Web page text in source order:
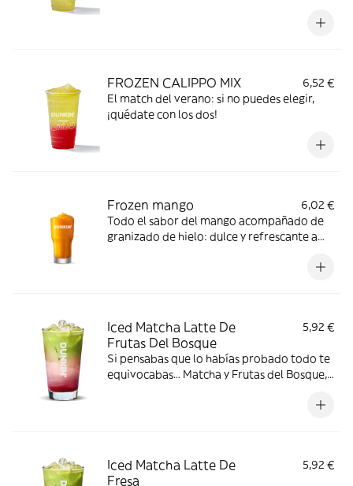
FROZEN CALIPPO MIX
6,52 €
El match del verano: si no puedes elegir,
¡quédate con los dos!
Frozen mango
6,02 €
Todo el sabor del mango acompañado de
granizado de hielo: dulce y refrescante a
Iced Matcha Latte De
Frutas Del Bosque
5,92 €
Si pensabas que lo habías probado todo te
equivocabas… Matcha y Frutas del Bosque,
Iced Matcha Latte De
Fresa
5,92 €